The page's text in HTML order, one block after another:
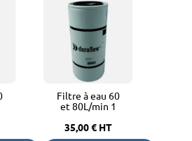
Filtre à eau 60
et 80L/min 1
35,00 € HT